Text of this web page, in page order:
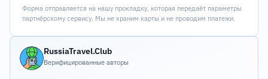
Форма отправляется на нашу прокладку, которая передаёт параметры
партнёрскому сервису. Мы не храним карты и не проводим платежи.
RussiaTravel.Club
Верифицированные авторы